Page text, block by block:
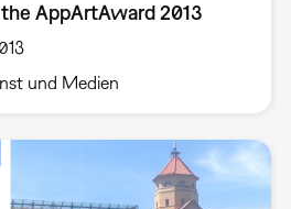
AppArtAward 2013
und Medien